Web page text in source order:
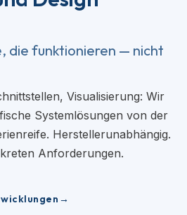
die funktionieren — nicht
Visualisierung: Wir
Systemlösungen von der
Herstellerunabhängig.
Anforderungen.